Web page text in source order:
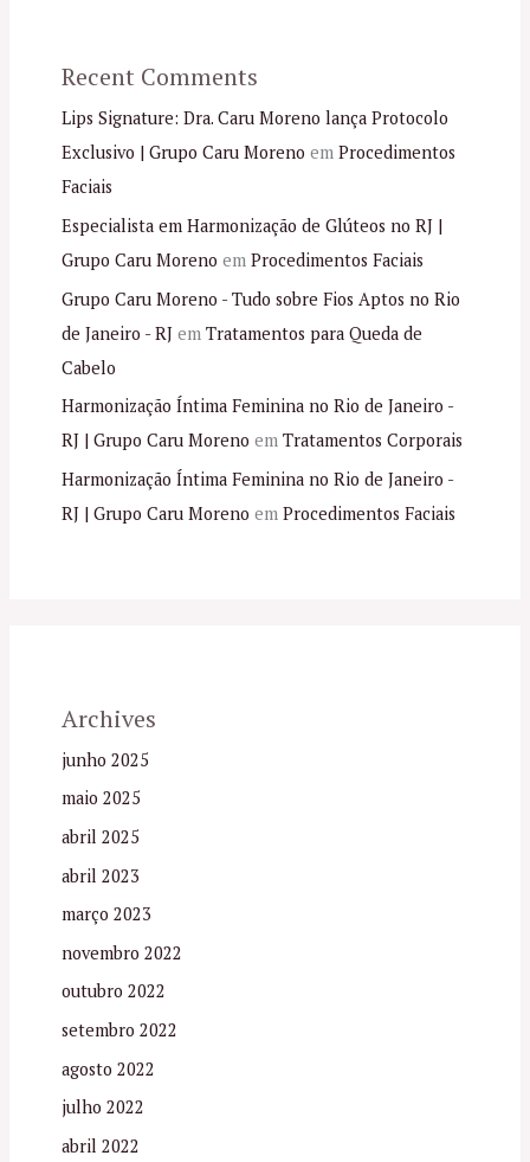
Recent Comments
Lips Signature: Dra. Caru Moreno lança Protocolo
Exclusivo | Grupo Caru Moreno em Procedimentos
Faciais
Especialista em Harmonização de Glúteos no RJ |
Grupo Caru Moreno em Procedimentos Faciais
Grupo Caru Moreno - Tudo sobre Fios Aptos no Rio
de Janeiro - RJem Tratamentos para Queda de
Cabelo
Harmonização Íntima Feminina no Rio de Janeiro -
RJ | Grupo Caru Moreno em Tratamentos Corporais
Harmonização Íntima Feminina no Rio de Janeiro -
RJ | Grupo Caru Moreno em Procedimentos Faciais
Archives
junho 2025
maio 2025
abril 2025
abril 2023
março 2023
novembro 2022
outubro 2022
setembro 2022
agosto 2022
julho 2022
abril 2022